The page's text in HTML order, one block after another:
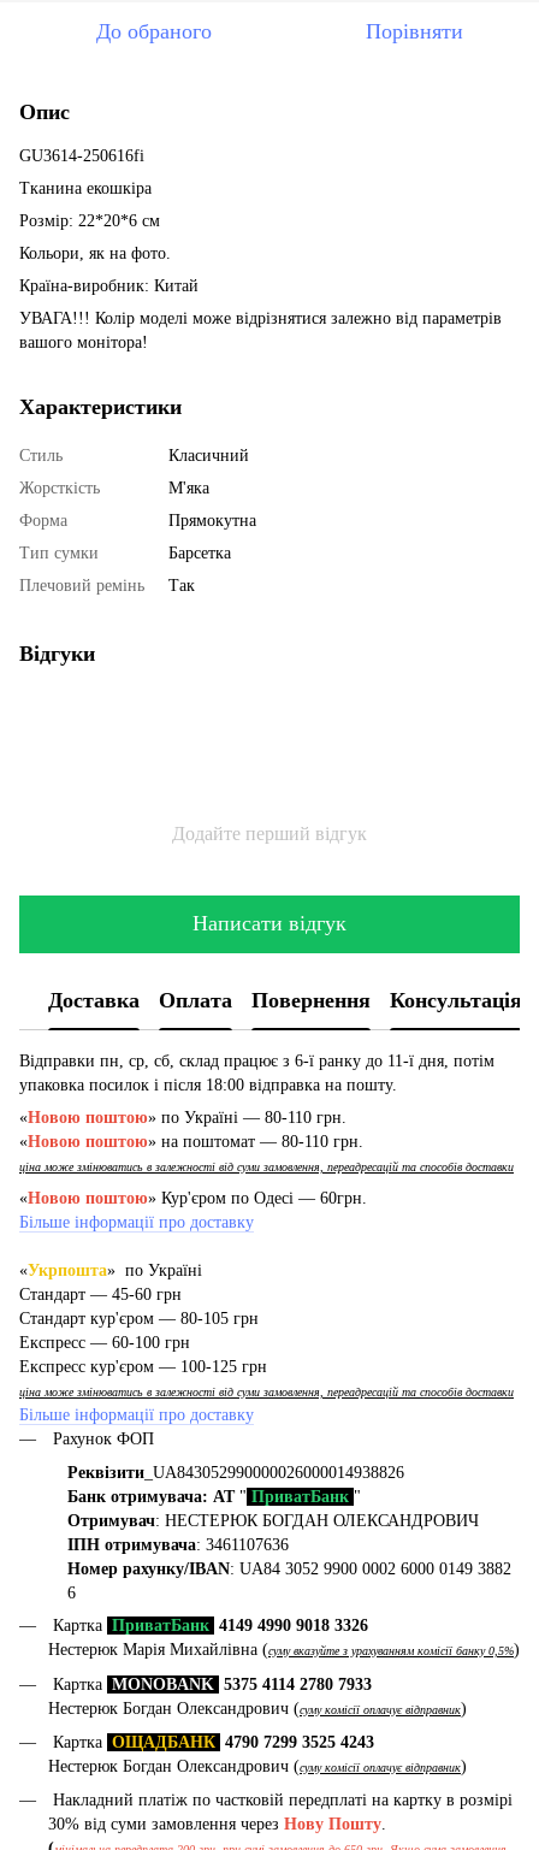
До обраного Порівняти
Опис
GU3614-250616fi
Тканина екошкіра
Розмір: 22*20*6 см
Кольори, як на фото.
Країна-виробник: Китай
УВАГА!!! Колір моделі може відрізнятися залежно від параметрів
вашого монітора!
Характеристики
Стиль
Класичний
Жорсткість
М'яка
Форма
Прямокутна
Тип сумки
Барсетка
Плечовий ремінь
Так
Відгуки
Додайте перший відгук
Написати відгук
Доставка Оплата Повернення Консультація
Відправки пн, ср, сб, склад працює з 6-ї ранку до 11-ї дня, потім
упаковка посилок і після 18:00 відправка на пошту.
«Новою поштою» по Україні — 80-110 грн.
«Новою поштою» на поштомат — 80-110 грн.
ціна може змінюватись в залежності від суми замовлення, переадресацій та способів доставки
«Новою поштою» Кур'єром по Одесі — 60грн.
Більше інформації про доставку
«Укрпошта» по Україні
Стандарт — 45-60 грн
Стандарт кур'єром — 80-105 грн
Експресс — 60-100 грн
Експресс кур'єром — 100-125 грн
ціна може змінюватись в залежності від суми замовлення, переадресацій та способів доставки
Більше інформації про доставку
Рахунок ФОП
Реквізити _UA843052990000026000014938826
Банк отримувача: АТ" ПриватБанк "
Отримувач: НЕСТЕРЮК БОГДАН ОЛЕКСАНДРОВИЧ
ІПН отримувача: 3461107636
Номер рахунку/IBAN: UA84 3052 9900 0002 6000 0149 3882
6
Картка ПриватБанк 4149 4990 9018 3326
Нестерюк Марія Михайлівна (суму вказуйте з урахуванням комісії банку 0,5%)
Картка MONOBANK 5375 4114 2780 7933
Нестерюк Богдан Олександрович (суму комісії оплачує відправник)
Картка ОЩАДБАНК 4790 7299 3525 4243
Нестерюк Богдан Олександрович (суму комісії оплачує відправник)
Накладний платіж по частковій передплаті на картку в розмірі
30% від суми замовлення через Нову Пошту.